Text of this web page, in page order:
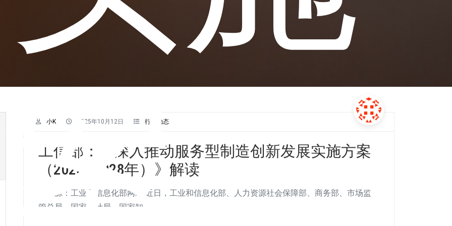
小K 2025年10月12日 行业动态
工信部：《深入推动服务型制造创新发展实施方案
（2025—2028年）》解读
来源：工业和信息化部网站 近日，工业和信息化部、人力资源社会保障部、商务部、市场监
管总局、国家统计局、国家知